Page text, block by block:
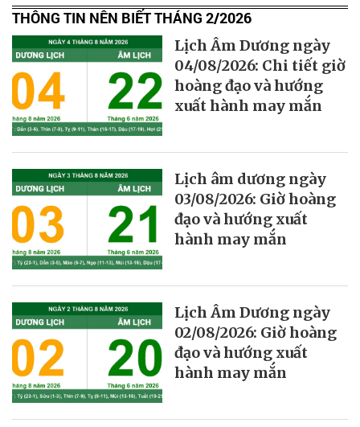
THÔNG TIN NÊN BIẾT THÁNG 2/2026
Lịch Âm Dương ngày
04/08/2026: Chi tiết giờ
hoàng đạo và hướng
xuất hành may mắn
Lịch âm dương ngày
03/08/2026: Giờ hoàng
đạo và hướng xuất
hành may mắn
Lịch Âm Dương ngày
02/08/2026: Giờ hoàng
đạo và hướng xuất
hành may mắn